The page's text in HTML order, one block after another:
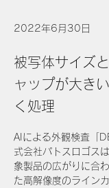
2022年6月30日
被写体サイズ
ャップが大き
く処理
AIによる外観検査「
式会社パトスロゴス
象製品の広がりに合
た高解像度のライン